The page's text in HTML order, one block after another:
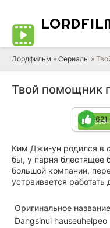
LORD
Лордфильм » Сериалы »
Твой помощник
1 621
Ким Джи-ун родился в
бы, у парня блестящее
большой компании,
устраивается работать
Оригинальное
Dangsinui hauseuhelpeo